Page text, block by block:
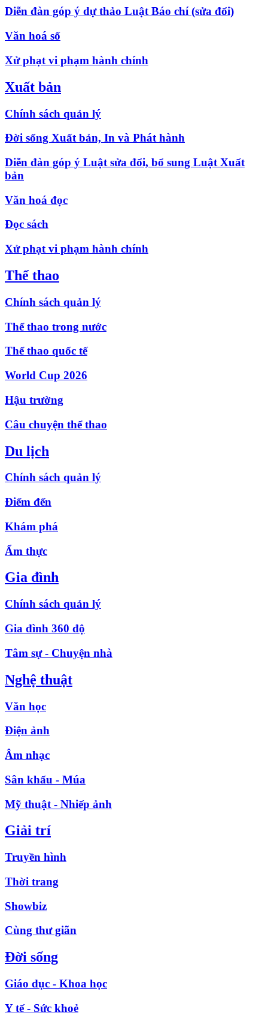
Diễn đàn góp ý dự thảo Luật Báo chí (sửa đổi)
Văn hoá số
Xử phạt vi phạm hành chính
Xuất bản
Chính sách quản lý
Đời sống Xuất bản, In và Phát hành
Diễn đàn góp ý Luật sửa đổi, bổ sung Luật Xuất
bản
Văn hoá đọc
Đọc sách
Xử phạt vi phạm hành chính
Thể thao
Chính sách quản lý
Thể thao trong nước
Thể thao quốc tế
World Cup 2026
Hậu trường
Câu chuyện thể thao
Du lịch
Chính sách quản lý
Điểm đến
Khám phá
Ẩm thực
Gia đình
Chính sách quản lý
Gia đình 360 độ
Tâm sự - Chuyện nhà
Nghệ thuật
Văn học
Điện ảnh
Âm nhạc
Sân khấu - Múa
Mỹ thuật - Nhiếp ảnh
Giải trí
Truyền hình
Thời trang
Showbiz
Cùng thư giãn
Đời sống
Giáo dục - Khoa học
Y tế - Sức khoẻ